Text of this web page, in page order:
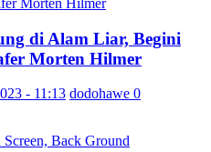
di Alam Liar, Begini
Morten Hilmer
- 11:13 dodohawe 0